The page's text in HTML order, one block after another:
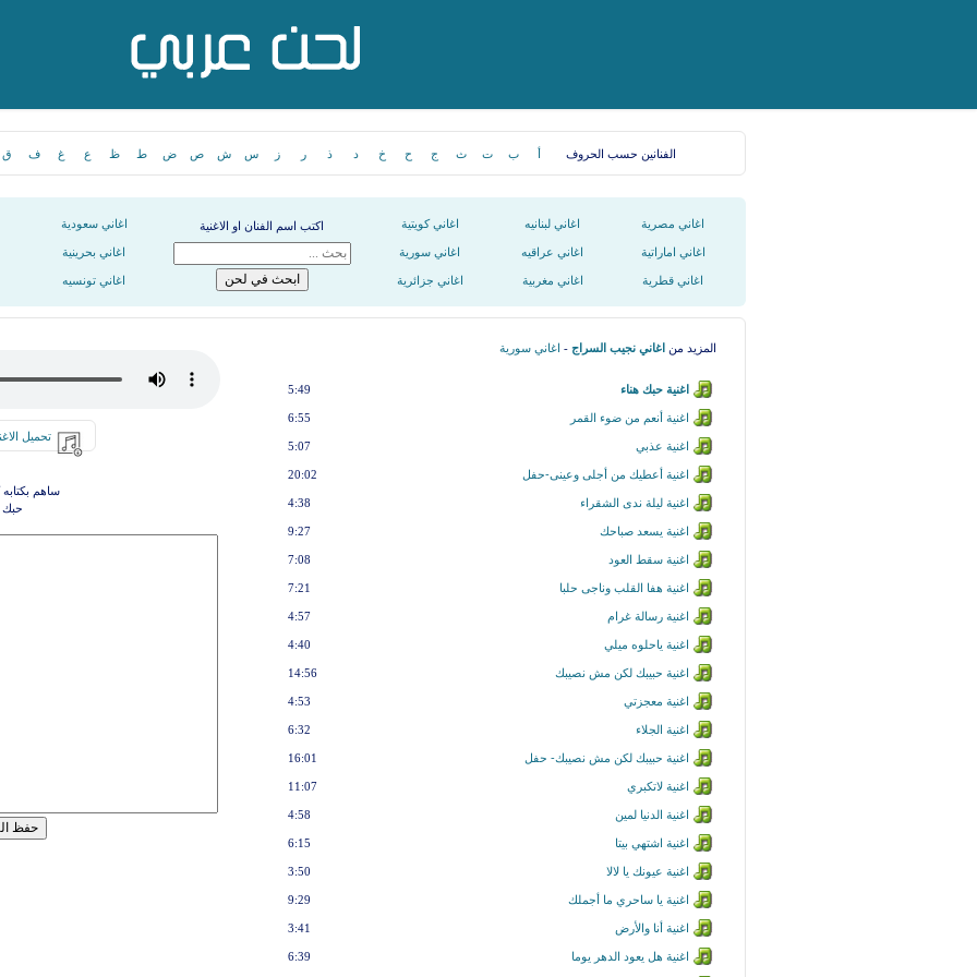
الفنانين حسب الحروف أ ب ت ث ج ح خ د ذ ر ز س ش ص ض ط ظ ع غ ف ق
اغاني مصرية اغاني لبنانيه اغاني كويتية اكتب اسم الفنان او الاغنية اغاني سعودية
اغاني اماراتية اغاني عراقيه اغاني سورية اغاني بحرينية
اغاني قطرية اغاني مغربية اغاني جزائرية اغاني تونسيه
المزيد من اغاني نجيب السراج - اغاني سورية
اغنية حبك هناء 5:49
اغنية أنعم من ضوء القمر 6:55
اغنية عذبي 5:07
اغنية أعطيك من أجلى وعينى-حفل 20:02
اغنية ليلة ندى الشقراء 4:38
اغنية يسعد صباحك 9:27
اغنية سقط العود 7:08
اغنية هفا القلب وناجى حلبا 7:21
اغنية رسالة غرام 4:57
اغنية ياحلوه ميلي 4:40
اغنية حبيبك لكن مش نصيبك 14:56
اغنية معجزتي 4:53
اغنية الجلاء 6:32
اغنية حبيبك لكن مش نصيبك- حفل 16:01
اغنية لاتكبري 11:07
اغنية الدنيا لمين 4:58
اغنية اشتهي بيتا 6:15
اغنية عيونك يا لالا 3:50
اغنية يا ساحري ما أجملك 9:29
اغنية أنا والأرض 3:41
اغنية هل يعود الدهر يوما 6:39
تحميل
ساهم بكتابه
حبك